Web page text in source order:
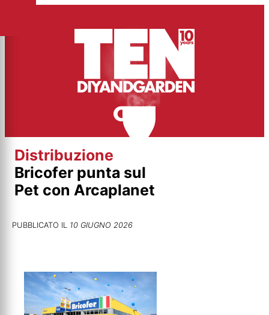
contenuto
Distribuzione
Bricofer punta sul
Pet con Arcaplanet
PUBBLICATO IL 10 GIUGNO 2026